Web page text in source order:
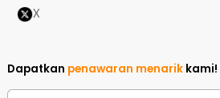
X
Dapatkan penawaran menarik kami!